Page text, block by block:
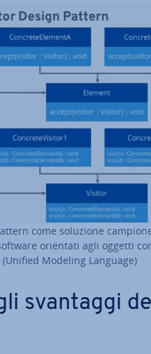
come soluzione
orientati agli oggetti
Modeling Language)
svantaggi